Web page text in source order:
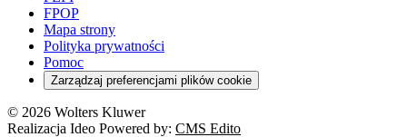
FPOP
Mapa strony
Polityka prywatności
Pomoc
Zarządzaj preferencjami plików cookie
© 2026 Wolters Kluwer
Realizacja Ideo Powered by: CMS Edito